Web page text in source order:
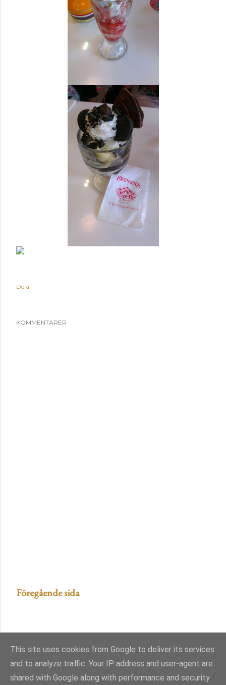
Dela
KOMMENTARER
Föregående sida
This site uses cookies from Google to deliver its services
and to analyze traffic. Your IP address and user-agent are
shared with Google along with performance and security